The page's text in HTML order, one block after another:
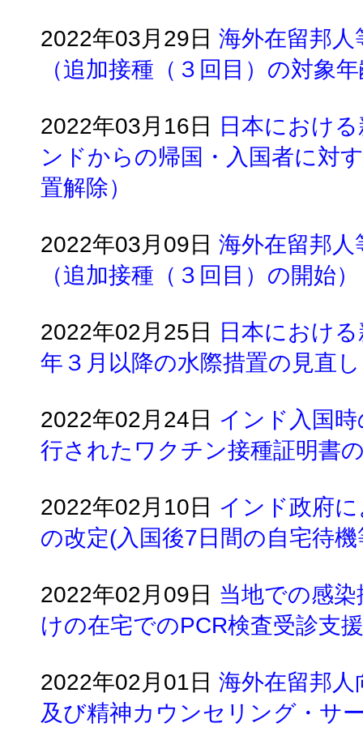
2022年03月29日 海外在留邦
（追加接種（３回目）の対象
2022年03月16日
日本におけ
ンドからの帰国・入国者に対
置解除）
2022年03月09日 海外在留邦
（追加接種（３回目）の開始）
2022年02月25日
日本におけ
年３月以降の水際措置の見直
2022年02月24日 インド入国
行されたワクチン接種証明書
2022年02月10日 インド政府
の改定(入国後7日間の自宅待
2022年02月09日 当地での感
けの在宅でのPCR検査受診支
2022年02月01日 海外在留邦
及び精神カウンセリング・サ